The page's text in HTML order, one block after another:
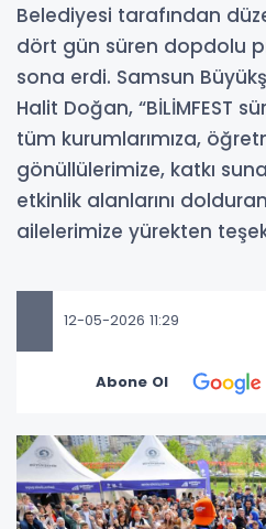
Belediyesi tarafından
dört gün süren dopdolu
sona erdi. Samsun
Halit Doğan, “BİLİMFEST
tüm kurumlarımıza,
gönüllülerimize, katkı
etkinlik alanlarını
ailelerimize yürekten
12-05-2026 11:29
Abone Ol